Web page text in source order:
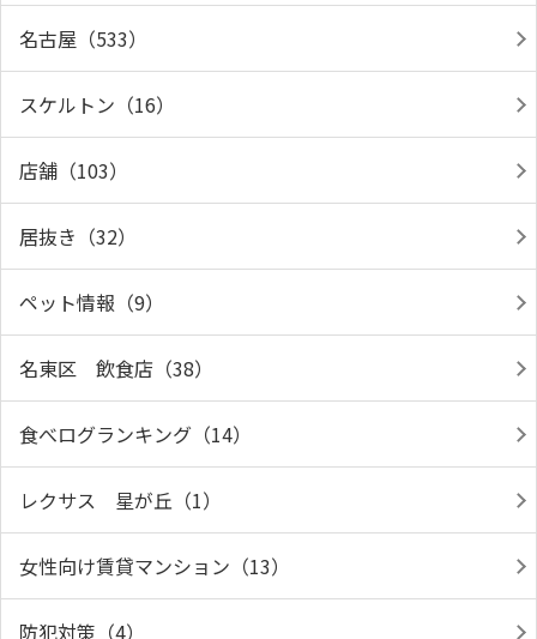
名古屋（533）
スケルトン（16）
店舗（103）
居抜き（32）
ペット情報（9）
名東区 飲食店（38）
食べログランキング（14）
レクサス 星が丘（1）
女性向け賃貸マンション（13）
防犯対策（4）